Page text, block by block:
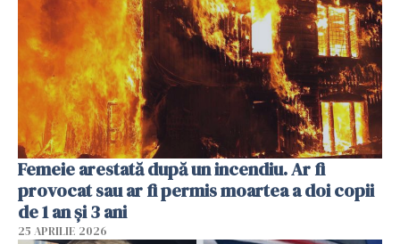
Femeie arestată după un incendiu. Ar fi
provocat sau ar fi permis moartea a doi copii
de 1 an și 3 ani
25 APRILIE 2026